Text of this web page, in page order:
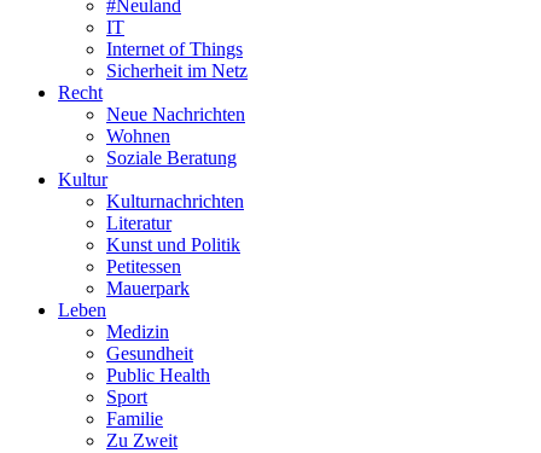
#Neuland
IT
Internet of Things
Sicherheit im Netz
Recht
Neue Nachrichten
Wohnen
Soziale Beratung
Kultur
Kulturnachrichten
Literatur
Kunst und Politik
Petitessen
Mauerpark
Leben
Medizin
Gesundheit
Public Health
Sport
Familie
Zu Zweit